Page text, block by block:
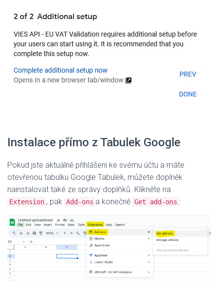
Instalace přímo z Tabulek Google
Pokud jste aktuálně přihlášeni ke svému účtu a máte
otevřenou tabulku Google Tabulek, můžete doplněk
nainstalovat také ze správy doplňků. Klikněte na
Extension , pak Add-ons a konečně Get add-ons :